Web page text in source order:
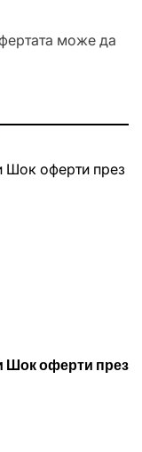
може да
Шок оферти през